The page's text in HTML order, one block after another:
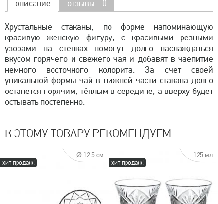
описание отзывы - 0
Хрустальные стаканы, по форме напоминающую
красивую женскую фигуру, с красивыми резными
узорами на стенках помогут долго наслаждаться
вкусом горячего и свежего чая и добавят в чаепитие
немного восточного колорита. За счёт своей
уникальной формы чай в нижней части стакана долго
останется горячим, тёплым в середине, а вверху будет
остывать постепенно.
К ЭТОМУ ТОВАРУ РЕКОМЕНДУЕМ
хит продаж!
Ø 12.5 см
хит продаж!
125 мл